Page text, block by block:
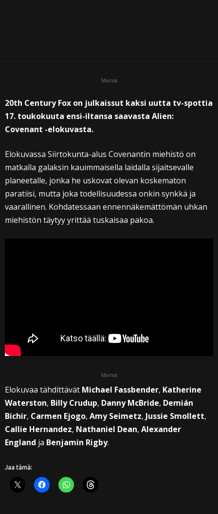
Mainos
20th Century Fox on julkaissut kaksi uutta tv-spottia
17. toukokuuta ensi-iltansa saavasta Alien:
Covenant -elokuvasta.
Elokuvassa Siirtokunta-alus Covenantin miehistö on
matkalla galaksin kauimmaisella laidalla sijaitsevalle
planeetalle, jonka he uskovat olevan koskematon
paratiisi, mutta joka todellisuudessa onkin synkkä ja
vaarallinen. Kohdatessaan ennennäkemättömän uhkan
miehistön täytyy yrittää tuskaisaa pakoa.
Mainos
Elokuvaa tähdittävät Michael Fassbender, Katherine
Waterston, Billy Crudup, Danny McBride, Demián
Bichir, Carmen Ejogo, Amy Seimetz, Jussie Smollett,
Callie Hernandez, Nathaniel Dean, Alexander
England ja Benjamin Rigby.
Jaa tämä: